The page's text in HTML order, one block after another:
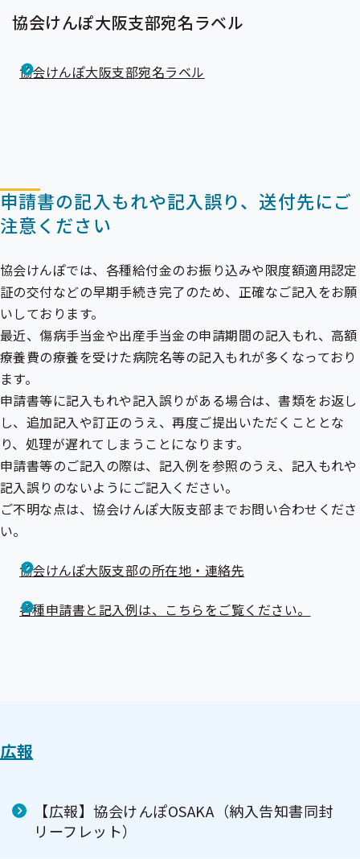
協会けんぽ大阪支部宛名ラベル
協会けんぽ大阪支部宛名ラベル
申請書の記入もれや記入誤り、送付先にご
注意ください
協会けんぽでは、各種給付金のお振り込みや限度額適用認定
証の交付などの早期手続き完了のため、正確なご記入をお願
いしております。
最近、傷病手当金や出産手当金の申請期間の記入もれ、高額
療養費の療養を受けた病院名等の記入もれが多くなっており
ます。
申請書等に記入もれや記入誤りがある場合は、書類をお返し
し、追加記入や訂正のうえ、再度ご提出いただくこととな
り、処理が遅れてしまうことになります。
申請書等のご記入の際は、記入例を参照のうえ、記入もれや
記入誤りのないようにご記入ください。
ご不明な点は、協会けんぽ大阪支部までお問い合わせくださ
い。
協会けんぽ大阪支部の所在地・連絡先
各種申請書と記入例は、こちらをご覧ください。
広報
【広報】協会けんぽOSAKA（納入告知書同封
リーフレット）